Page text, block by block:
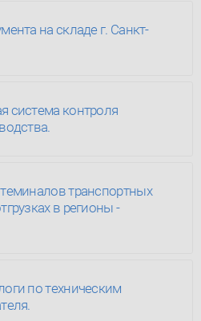
на складе г. Санкт-
система контроля
транспортных
в регионы -
по техническим